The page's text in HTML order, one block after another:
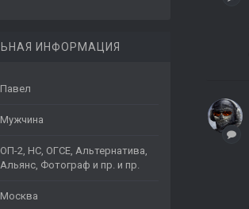
ИНФОРМАЦИЯ
Павел
Мужчина
ОП-2, НС, ОГСЕ, Альтернатива,
Альянс, Фотограф и пр. и пр.
Москва